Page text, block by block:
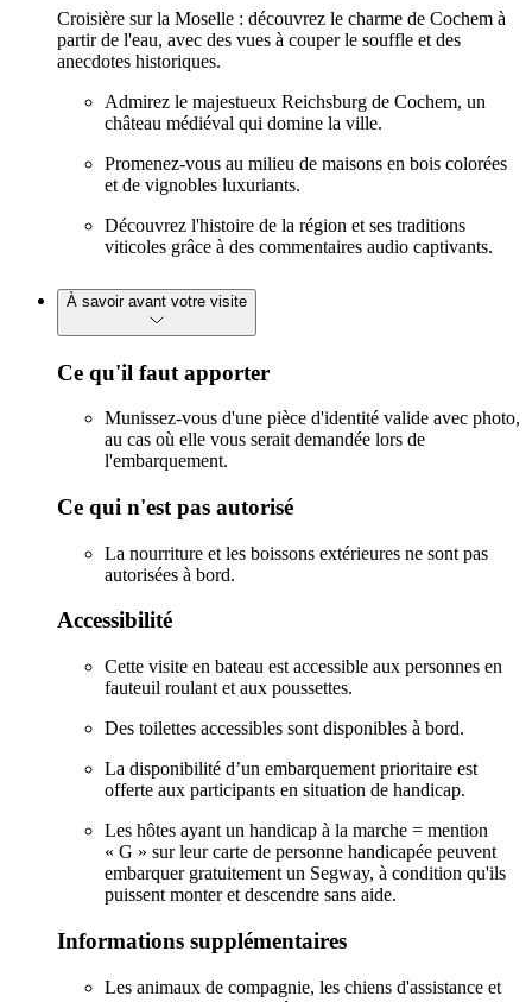
Croisière sur la Moselle : découvrez le charme de Cochem à
partir de l'eau, avec des vues à couper le souffle et des
anecdotes historiques.
Admirez le majestueux Reichsburg de Cochem, un
château médiéval qui domine la ville.
Promenez-vous au milieu de maisons en bois colorées
et de vignobles luxuriants.
Découvrez l'histoire de la région et ses traditions
viticoles grâce à des commentaires audio captivants.
À savoir avant votre visite
Ce qu'il faut apporter
Munissez-vous d'une pièce d'identité valide avec photo,
au cas où elle vous serait demandée lors de
l'embarquement.
Ce qui n'est pas autorisé
La nourriture et les boissons extérieures ne sont pas
autorisées à bord.
Accessibilité
Cette visite en bateau est accessible aux personnes en
fauteuil roulant et aux poussettes.
Des toilettes accessibles sont disponibles à bord.
La disponibilité d’un embarquement prioritaire est
offerte aux participants en situation de handicap.
Les hôtes ayant un handicap à la marche = mention
« G » sur leur carte de personne handicapée peuvent
embarquer gratuitement un Segway, à condition qu'ils
puissent monter et descendre sans aide.
Informations supplémentaires
Les animaux de compagnie, les chiens d'assistance et